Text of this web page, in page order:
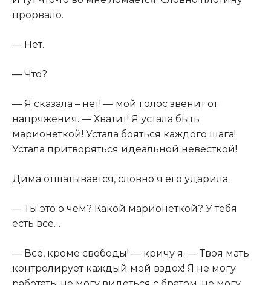
прорвало.
— Нет.
— Что?
— Я сказала – нет! — мой голос звенит от
напряжения. — Хватит! Я устала быть
марионеткой! Устала бояться каждого шага!
Устала притворяться идеальной невесткой!
Дима отшатывается, словно я его ударила.
— Ты это о чём? Какой марионеткой? У тебя
есть всё…
— Всё, кроме свободы! — кричу я. — Твоя мать
контролирует каждый мой вздох! Я не могу